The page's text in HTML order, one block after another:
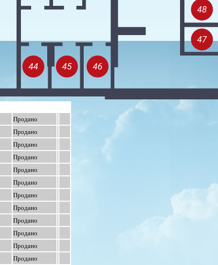
Продано
Продано
Продано
Продано
Продано
Продано
Продано
Продано
Продано
Продано
Продано
Продано